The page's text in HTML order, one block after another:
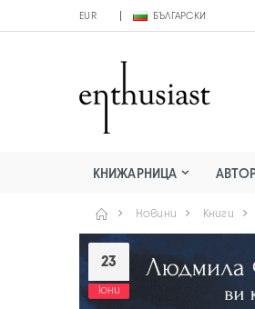
EUR БЪЛГАРСКИ
КНИЖАРНИЦА
Новини Книги
23
юни